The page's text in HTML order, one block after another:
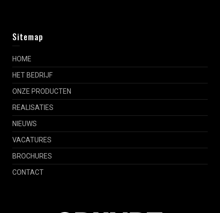
Sitemap
HOME
HET BEDRIJF
ONZE PRODUCTEN
REALISATIES
NIEUWS
VACATURES
BROCHURES
CONTACT